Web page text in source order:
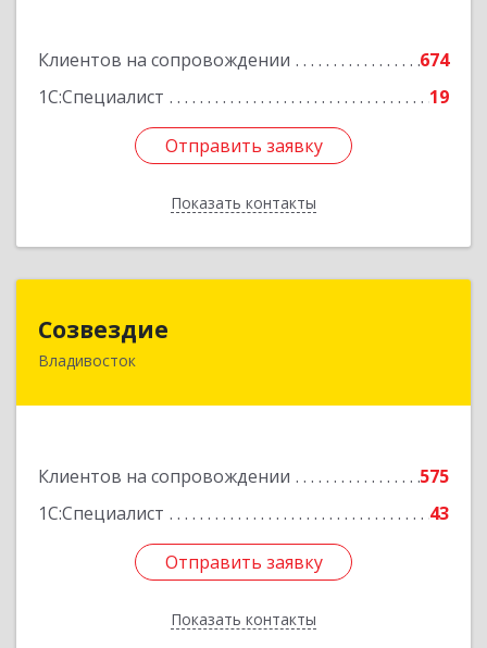
Клиентов на сопровождении
674
1С:Специалист
19
Отправить заявку
Показать контакты
Отправить заявку
Назад
Созвездие
Владивосток
Клиентов на сопровождении
575
1С:Специалист
43
Отправить заявку
Показать контакты
690069, Приморский край, Владивосток г,
Отправить заявку
Назад